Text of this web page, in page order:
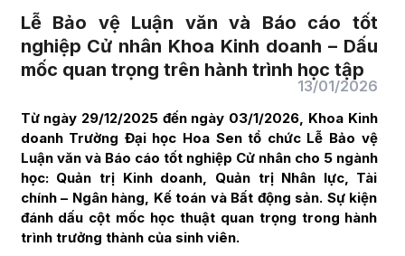
Lễ Bảo vệ Luận văn và Báo cáo tốt
nghiệp Cử nhân Khoa Kinh doanh – Dấu
mốc quan trọng trên hành trình học tập
13/01/2026
Từ ngày 29/12/2025 đến ngày 03/1/2026, Khoa Kinh
doanh Trường Đại học Hoa Sen tổ chức Lễ Bảo vệ
Luận văn và Báo cáo tốt nghiệp Cử nhân cho 5 ngành
học: Quản trị Kinh doanh, Quản trị Nhân lực, Tài
chính – Ngân hàng, Kế toán và Bất động sản. Sự kiện
đánh dấu cột mốc học thuật quan trọng trong hành
trình trưởng thành của sinh viên.